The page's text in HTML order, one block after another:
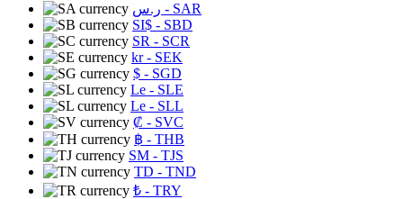
ر.س - SAR
SI$ - SBD
SR - SCR
kr- SEK
$ - SGD
Le - SLE
Le - SLL
₡ - SVC
฿ - THB
ЅМ - TJS
TD - TND
₺ - TRY